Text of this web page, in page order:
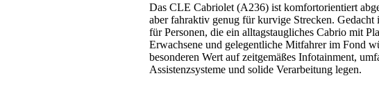
Das CLE Cabriolet (A236) ist komfortorientiert
aber fahraktiv genug für kurvige Strecken. Gedacht
für Personen, die ein alltagstaugliches Cabrio mit
Erwachsene und gelegentliche Mitfahrer im Fond
besonderen Wert auf zeitgemäßes Infotainment,
Assistenzsysteme und solide Verarbeitung legen.